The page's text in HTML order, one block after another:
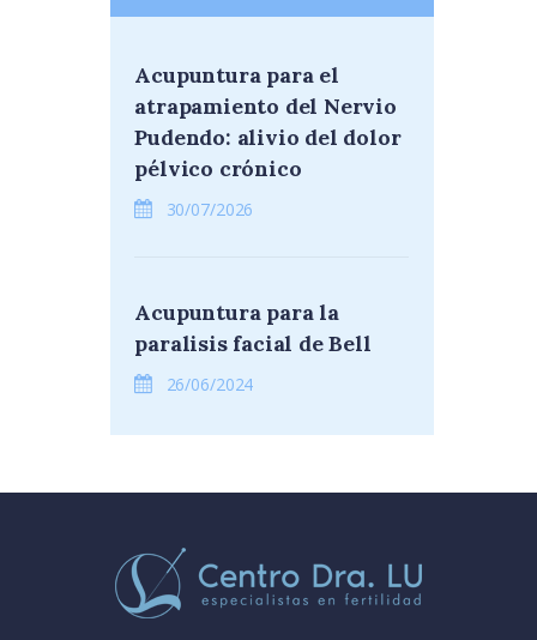
Acupuntura para el
atrapamiento del Nervio
Pudendo: alivio del dolor
pélvico crónico
30/07/2026
Acupuntura para la
paralisis facial de Bell
26/06/2024